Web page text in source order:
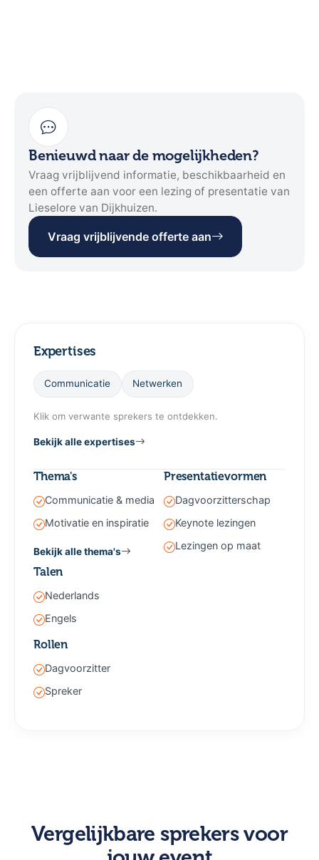
Benieuwd naar de mogelijkheden?
Vraag vrijblijvend informatie, beschikbaarheid en
een offerte aan voor een lezing of presentatie van
Lieselore van Dijkhuizen.
Vraag vrijblijvende offerte aan
Expertises
Communicatie Netwerken
Klik om verwante sprekers te ontdekken.
Bekijk alle expertises
Thema's
Communicatie & media
Motivatie en inspiratie
Bekijk alle thema's
Presentatievormen
Dagvoorzitterschap
Keynote lezingen
Lezingen op maat
Talen
Nederlands
Engels
Rollen
Dagvoorzitter
Spreker
Vergelijkbare sprekers voor